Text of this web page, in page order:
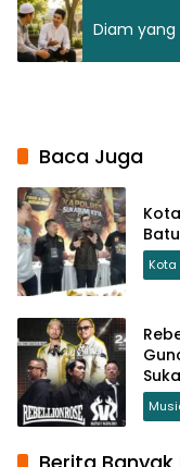
Diam yang
Baca Juga